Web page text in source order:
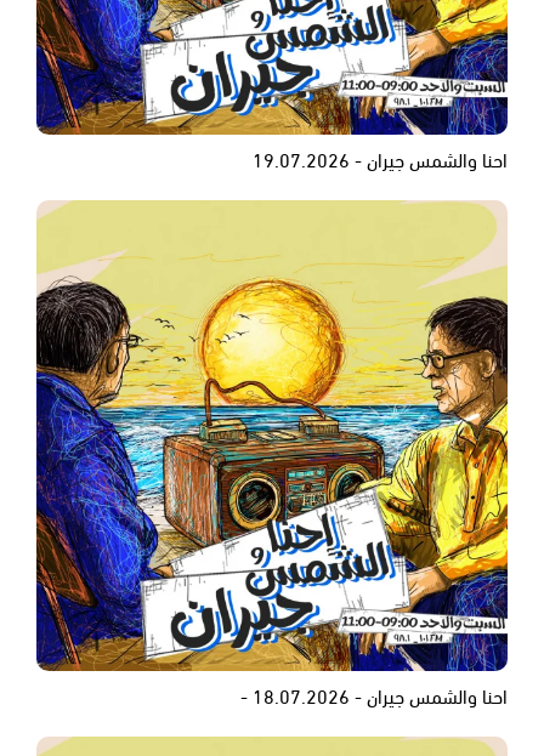
احنا والشمس جيران - 19.07.2026
احنا والشمس جيران - 18.07.2026 -